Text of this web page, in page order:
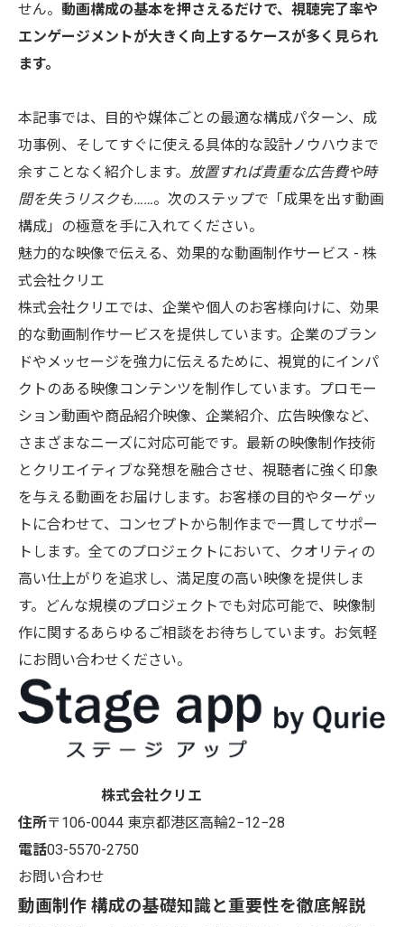
せん。 動画構成の基本を押さえるだけで、視聴完了率や
エンゲージメントが大きく向上するケースが多く見られ
ます。
本記事では、目的や媒体ごとの最適な構成パターン、成
功事例、そしてすぐに使える具体的な設計ノウハウまで
余すことなく紹介します。 放置すれば貴重な広告費や時
間を失うリスクも……。次のステップで「成果を出す動画
構成」の極意を手に入れてください。
魅力的な映像で伝える、効果的な動画制作サービス - 株
式会社クリエ
株式会社クリエでは、企業や個人のお客様向けに、効果
的な動画制作サービスを提供しています。企業のブラン
ドやメッセージを強力に伝えるために、視覚的にインパ
クトのある映像コンテンツを制作しています。プロモー
ション動画や商品紹介映像、企業紹介、広告映像など、
さまざまなニーズに対応可能です。最新の映像制作技術
とクリエイティブな発想を融合させ、視聴者に強く印象
を与える動画をお届けします。お客様の目的やターゲッ
トに合わせて、コンセプトから制作まで一貫してサポー
トします。全てのプロジェクトにおいて、クオリティの
高い仕上がりを追求し、満足度の高い映像を提供しま
す。どんな規模のプロジェクトでも対応可能で、映像制
作に関するあらゆるご相談をお待ちしています。お気軽
にお問い合わせください。
株式会社クリエ
住所〒106-0044 東京都港区高輪2−12−28
電話03-5570-2750
お問い合わせ
動画制作 構成の基礎知識と重要性を徹底解説